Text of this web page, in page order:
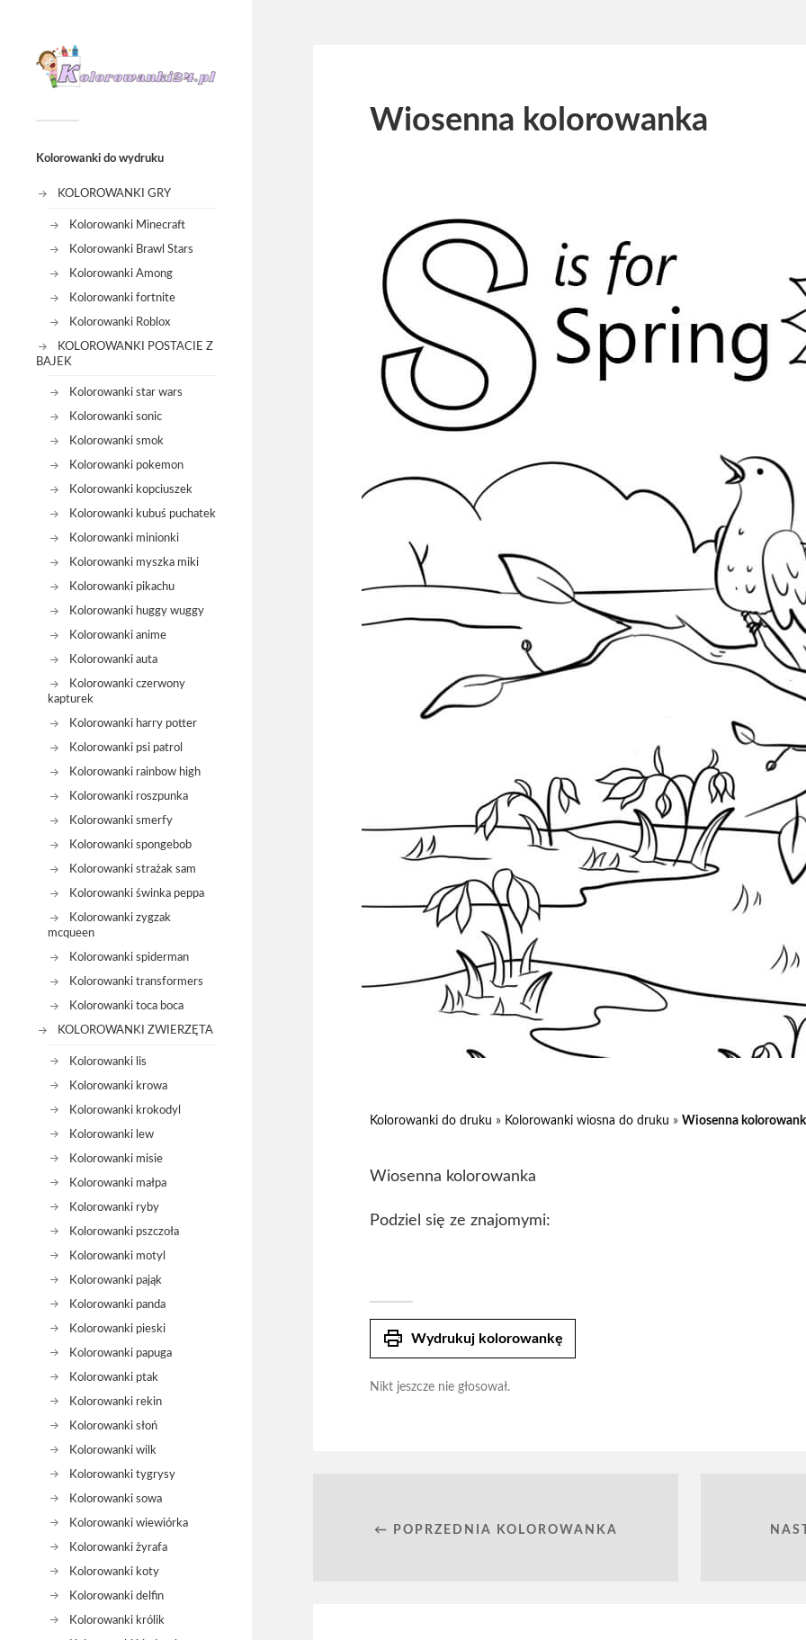
Kolorowanki do wydruku
KOLOROWANKI GRY
Kolorowanki Minecraft
Kolorowanki Brawl Stars
Kolorowanki Among
Kolorowanki fortnite
Kolorowanki Roblox
KOLOROWANKI POSTACIE Z
BAJEK
Kolorowanki star wars
Kolorowanki sonic
Kolorowanki smok
Kolorowanki pokemon
Kolorowanki kopciuszek
Kolorowanki kubuś puchatek
Kolorowanki minionki
Kolorowanki myszka miki
Kolorowanki pikachu
Kolorowanki huggy wuggy
Kolorowanki anime
Kolorowanki auta
Kolorowanki czerwony
kapturek
Kolorowanki harry potter
Kolorowanki psi patrol
Kolorowanki rainbow high
Kolorowanki roszpunka
Kolorowanki smerfy
Kolorowanki spongebob
Kolorowanki strażak sam
Kolorowanki świnka peppa
Kolorowanki zygzak
mcqueen
Kolorowanki spiderman
Kolorowanki transformers
Kolorowanki toca boca
KOLOROWANKI ZWIERZĘTA
Kolorowanki lis
Kolorowanki krowa
Kolorowanki krokodyl
Kolorowanki lew
Kolorowanki misie
Kolorowanki małpa
Kolorowanki ryby
Kolorowanki pszczoła
Kolorowanki motyl
Kolorowanki pająk
Kolorowanki panda
Kolorowanki pieski
Kolorowanki papuga
Kolorowanki ptak
Kolorowanki rekin
Kolorowanki słoń
Kolorowanki wilk
Kolorowanki tygrysy
Kolorowanki sowa
Kolorowanki wiewiórka
Kolorowanki żyrafa
Kolorowanki koty
Kolorowanki delfin
Kolorowanki królik
Wiosenna kolorowanka
Kolorowanki do druku » Kolorowanki wiosna do druku » Wiosenna
Wiosenna kolorowanka
Podziel się ze znajomymi:
print Wydrukuj kolorowankę
Nikt jeszcze nie głosował.
← POPRZEDNIA KOLOROWANKA